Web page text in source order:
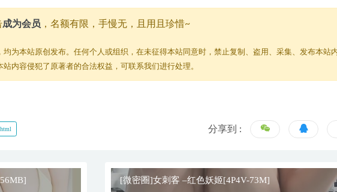
成为会员 ，名额有限，手慢无，且用且珍惜~
为本站原创发布。任何个人或组织，在未征得本站同意时，禁止复制、盗用、采集、发布本站
内容侵犯了原著者的合法权益，可联系我们进行处理。
分享到 :
[微密圈]女刺客 –红色妖姬[4P4V-73M]